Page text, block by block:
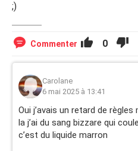
;)
Commenter 0
Carolane
6 mai 2025 à 13:41
Oui j’avais un retard de
la j’ai du sang bizzare qui
c’est du liquide marron